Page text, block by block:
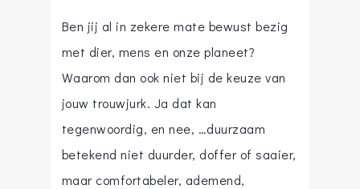
Ben jij al in zekere mate bewust bezig
met dier, mens en onze planeet?
Waarom dan ook niet bij de keuze van
jouw trouwjurk. Ja dat kan
tegenwoordig, en nee, …duurzaam
betekend niet duurder, doffer of saaier,
maar comfortabeler, ademend,